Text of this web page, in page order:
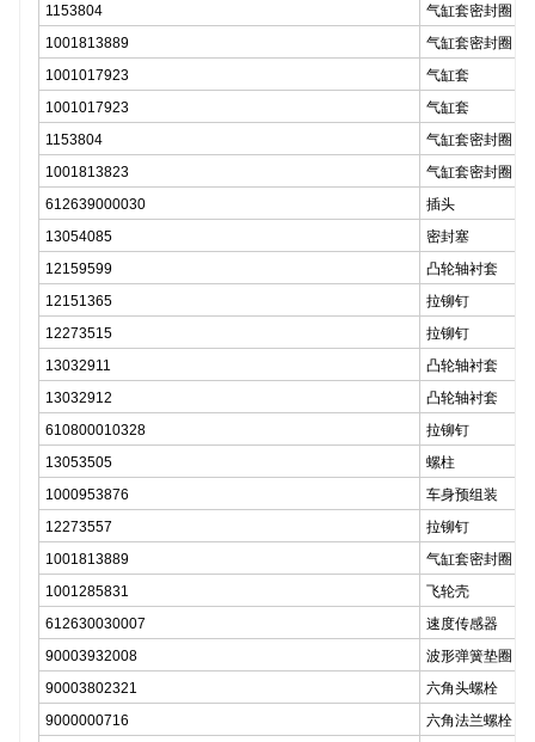
1153804
气缸套密封圈
1001813889
气缸套密封圈
1001017923
气缸套
1001017923
气缸套
1153804
气缸套密封圈
1001813823
气缸套密封圈
612639000030
插头
13054085
密封塞
12159599
凸轮轴衬套
12151365
拉铆钉
12273515
拉铆钉
13032911
凸轮轴衬套
13032912
凸轮轴衬套
610800010328
拉铆钉
13053505
螺柱
1000953876
车身预组装
12273557
拉铆钉
1001813889
气缸套密封圈
1001285831
飞轮壳
612630030007
速度传感器
90003932008
波形弹簧垫圈
90003802321
六角头螺栓
9000000716
六角法兰螺栓